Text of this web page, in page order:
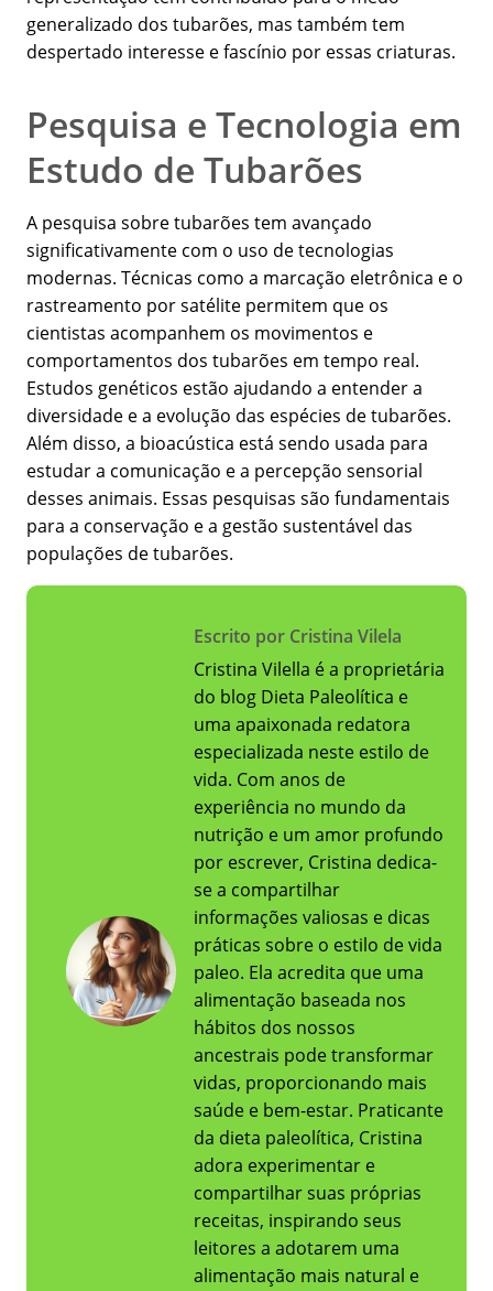
generalizado dos tubarões, mas também tem
despertado interesse e fascínio por essas criaturas.
Pesquisa e Tecnologia em
Estudo de Tubarões
A pesquisa sobre tubarões tem avançado
significativamente com o uso de tecnologias
modernas. Técnicas como a marcação eletrônica e o
rastreamento por satélite permitem que os
cientistas acompanhem os movimentos e
comportamentos dos tubarões em tempo real.
Estudos genéticos estão ajudando a entender a
diversidade e a evolução das espécies de tubarões.
Além disso, a bioacústica está sendo usada para
estudar a comunicação e a percepção sensorial
desses animais. Essas pesquisas são fundamentais
para a conservação e a gestão sustentável das
populações de tubarões.
Escrito por Cristina Vilela
Cristina Vilella é a proprietária
do blog Dieta Paleolítica e
uma apaixonada redatora
especializada neste estilo de
vida. Com anos de
experiência no mundo da
nutrição e um amor profundo
por escrever, Cristina dedica-
se a compartilhar
informações valiosas e dicas
práticas sobre o estilo de vida
paleo. Ela acredita que uma
alimentação baseada nos
hábitos dos nossos
ancestrais pode transformar
vidas, proporcionando mais
saúde e bem-estar. Praticante
da dieta paleolítica, Cristina
adora experimentar e
compartilhar suas próprias
receitas, inspirando seus
leitores a adotarem uma
alimentação mais natural e